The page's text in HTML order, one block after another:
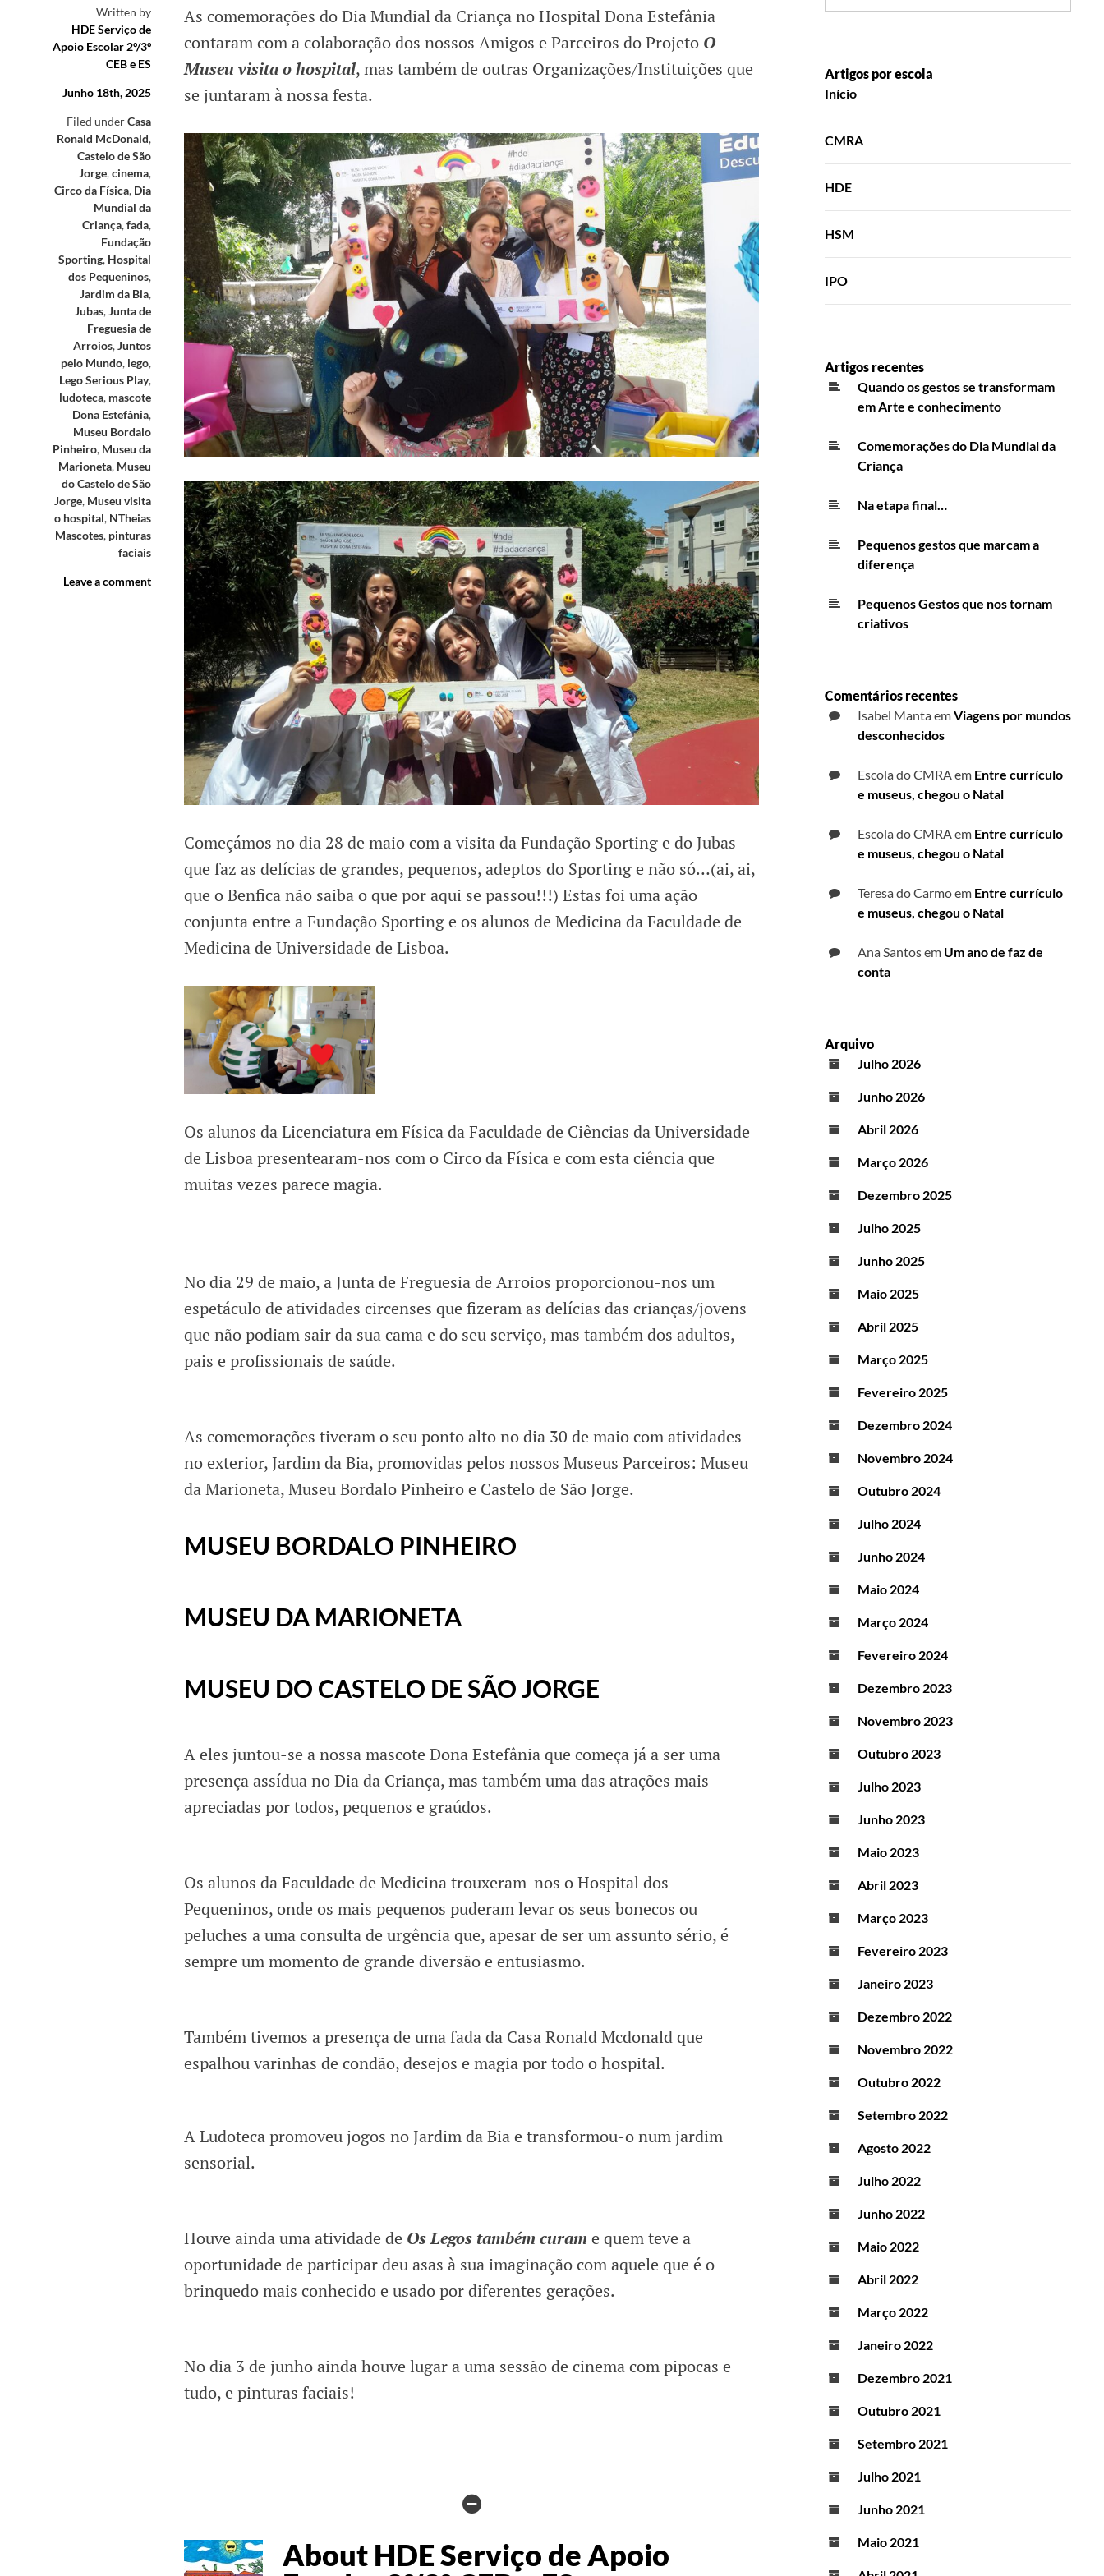
Written by
HDE Serviço de
Apoio Escolar 2º/3º
CEB e ES
Junho 18th, 2025
Filed underCasa
Ronald McDonald,
Castelo de São
Jorge,cinema,
Circo da Física, Dia
Mundial da
Criança,fada,
Fundação
Sporting, Hospital
dos Pequeninos,
Jardim da Bia,
Jubas,Junta de
Freguesia de
Arroios,Juntos
pelo Mundo, lego,
Lego Serious Play,
ludoteca, mascote
Dona Estefânia,
Museu Bordalo
Pinheiro, Museu da
Marioneta, Museu
do Castelo de São
Jorge, Museu visita
o hospital, NTheias
Mascotes, pinturas
faciais
Leave a comment
As comemorações do Dia Mundial da Criança no Hospital Dona Estefânia
contaram com a colaboração dos nossos Amigos e Parceiros do Projeto O
Museu visita o hospital, mas também de outras Organizações/Instituições que
se juntaram à nossa festa.
Começámos no dia 28 de maio com a visita da Fundação Sporting e do Jubas
que faz as delícias de grandes, pequenos, adeptos do Sporting e não só…(ai, ai,
que o Benfica não saiba o que por aqui se passou!!!) Estas foi uma ação
conjunta entre a Fundação Sporting e os alunos de Medicina da Faculdade de
Medicina de Universidade de Lisboa.
Os alunos da Licenciatura em Física da Faculdade de Ciências da Universidade
de Lisboa presentearam-nos com o Circo da Física e com esta ciência que
muitas vezes parece magia.
No dia 29 de maio, a Junta de Freguesia de Arroios proporcionou-nos um
espetáculo de atividades circenses que fizeram as delícias das crianças/jovens
que não podiam sair da sua cama e do seu serviço, mas também dos adultos,
pais e profissionais de saúde.
As comemorações tiveram o seu ponto alto no dia 30 de maio com atividades
no exterior, Jardim da Bia, promovidas pelos nossos Museus Parceiros: Museu
da Marioneta, Museu Bordalo Pinheiro e Castelo de São Jorge.
MUSEU BORDALO PINHEIRO
MUSEU DA MARIONETA
MUSEU DO CASTELO DE SÃO JORGE
A eles juntou-se a nossa mascote Dona Estefânia que começa já a ser uma
presença assídua no Dia da Criança, mas também uma das atrações mais
apreciadas por todos, pequenos e graúdos.
Os alunos da Faculdade de Medicina trouxeram-nos o Hospital dos
Pequeninos, onde os mais pequenos puderam levar os seus bonecos ou
peluches a uma consulta de urgência que, apesar de ser um assunto sério, é
sempre um momento de grande diversão e entusiasmo.
Também tivemos a presença de uma fada da Casa Ronald Mcdonald que
espalhou varinhas de condão, desejos e magia por todo o hospital.
A Ludoteca promoveu jogos no Jardim da Bia e transformou-o num jardim
sensorial.
Houve ainda uma atividade de Os Legos também curam e quem teve a
oportunidade de participar deu asas à sua imaginação com aquele que é o
brinquedo mais conhecido e usado por diferentes gerações.
No dia 3 de junho ainda houve lugar a uma sessão de cinema com pipocas e
tudo, e pinturas faciais!
AUTHOR
BIO
About HDE Serviço de Apoio
Artigos por escola
Início
CMRA
HDE
HSM
IPO
Artigos recentes
Quando os gestos se transformam
em Arte e conhecimento
Comemorações do Dia Mundial da
Criança
Na etapa final…
Pequenos gestos que marcam a
diferença
Pequenos Gestos que nos tornam
criativos
Comentários recentes
Isabel MantaemViagens por mundos
desconhecidos
Escola do CMRAem Entre currículo
e museus, chegou o Natal
Escola do CMRAem Entre currículo
e museus, chegou o Natal
Teresa do Carmoem Entre currículo
e museus, chegou o Natal
Ana Santosem Um ano de faz de
conta
Arquivo
Julho 2026
Junho 2026
Abril 2026
Março 2026
Dezembro 2025
Julho 2025
Junho 2025
Maio 2025
Abril 2025
Março 2025
Fevereiro 2025
Dezembro 2024
Novembro 2024
Outubro 2024
Julho 2024
Junho 2024
Maio 2024
Março 2024
Fevereiro 2024
Dezembro 2023
Novembro 2023
Outubro 2023
Julho 2023
Junho 2023
Maio 2023
Abril 2023
Março 2023
Fevereiro 2023
Janeiro 2023
Dezembro 2022
Novembro 2022
Outubro 2022
Setembro 2022
Agosto 2022
Julho 2022
Junho 2022
Maio 2022
Abril 2022
Março 2022
Janeiro 2022
Dezembro 2021
Outubro 2021
Setembro 2021
Julho 2021
Junho 2021
Maio 2021